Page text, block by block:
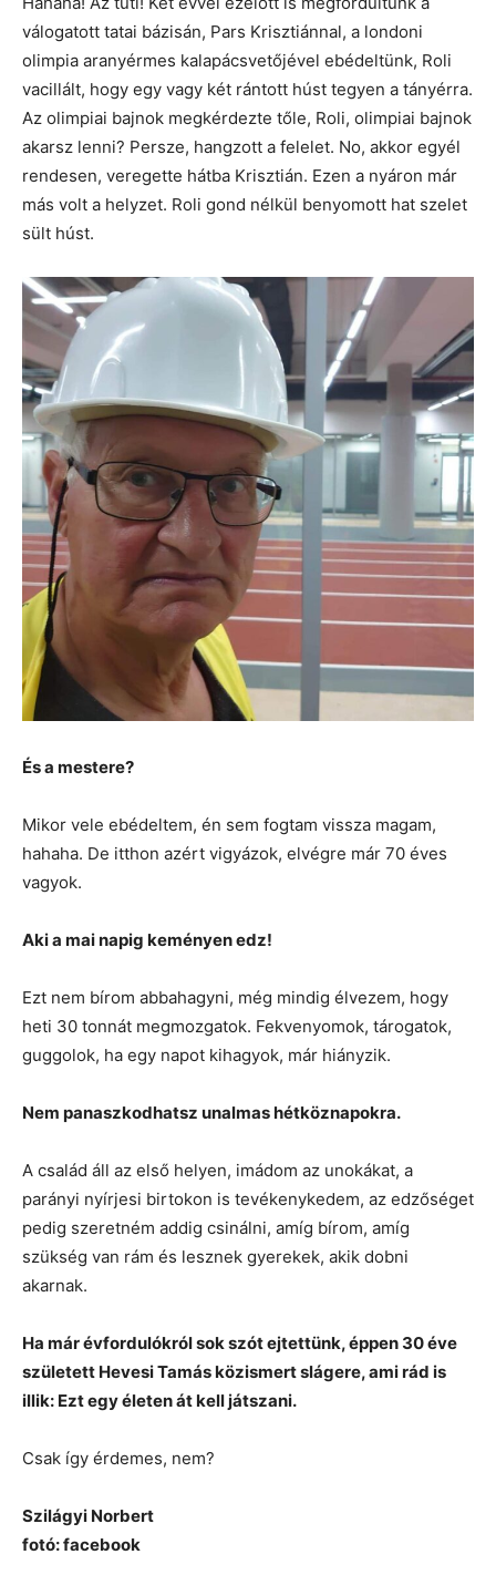
válogatott tatai bázisán, Pars Krisztiánnal, a londoni
olimpia aranyérmes kalapácsvetőjével ebédeltünk, Roli
vacillált, hogy egy vagy két rántott húst tegyen a tányérra.
Az olimpiai bajnok megkérdezte tőle, Roli, olimpiai bajnok
akarsz lenni? Persze, hangzott a felelet. No, akkor egyél
rendesen, veregette hátba Krisztián. Ezen a nyáron már
más volt a helyzet. Roli gond nélkül benyomott hat szelet
sült húst.
És a mestere?
Mikor vele ebédeltem, én sem fogtam vissza magam,
hahaha. De itthon azért vigyázok, elvégre már 70 éves
vagyok.
Aki a mai napig keményen edz!
Ezt nem bírom abbahagyni, még mindig élvezem, hogy
heti 30 tonnát megmozgatok. Fekvenyomok, tárogatok,
guggolok, ha egy napot kihagyok, már hiányzik.
Nem panaszkodhatsz unalmas hétköznapokra.
A család áll az első helyen, imádom az unokákat, a
parányi nyírjesi birtokon is tevékenykedem, az edzőséget
pedig szeretném addig csinálni, amíg bírom, amíg
szükség van rám és lesznek gyerekek, akik dobni
akarnak.
Ha már évfordulókról sok szót ejtettünk, éppen 30 éve
született Hevesi Tamás közismert slágere, ami rád is
illik: Ezt egy életen át kell játszani.
Csak így érdemes, nem?
Szilágyi Norbert
fotó: facebook